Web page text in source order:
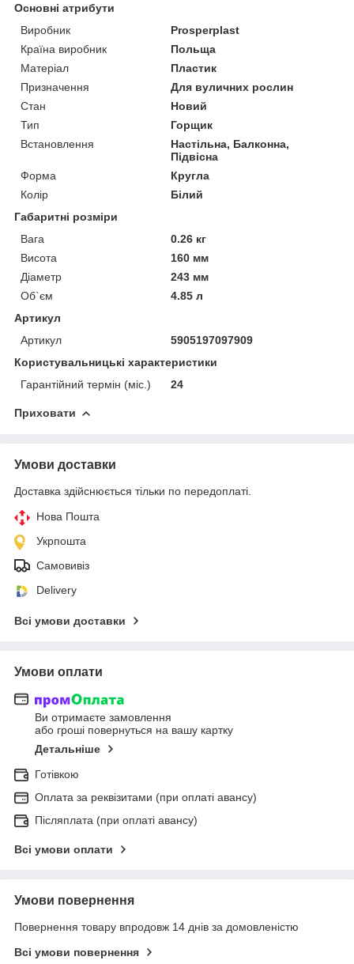
Основні атрибути
Виробник
Prosperplast
Країна виробник
Польща
Матеріал
Пластик
Призначення
Для вуличних рослин
Стан
Новий
Тип
Горщик
Встановлення
Настільна, Балконна,
Підвісна
Форма
Кругла
Колір
Білий
Габаритні розміри
Вага
0.26 кг
Висота
160 мм
Діаметр
243 мм
Об`єм
4.85 л
Артикул
Артикул
5905197097909
Користувальницькі характеристики
Гарантійний термін (міс.)
24
Приховати
Умови доставки
Доставка здійснюється тільки по передоплаті.
Нова Пошта
Укрпошта
Самовивіз
Delivery
Всі умови доставки
Умови оплати
Ви отримаєте замовлення
або гроші повернуться на вашу картку
Детальніше
Готівкою
Оплата за реквізитами (при оплаті авансу)
Післяплата (при оплаті авансу)
Всі умови оплати
Умови повернення
Повернення товару впродовж 14 днів за домовленістю
Всі умови повернення